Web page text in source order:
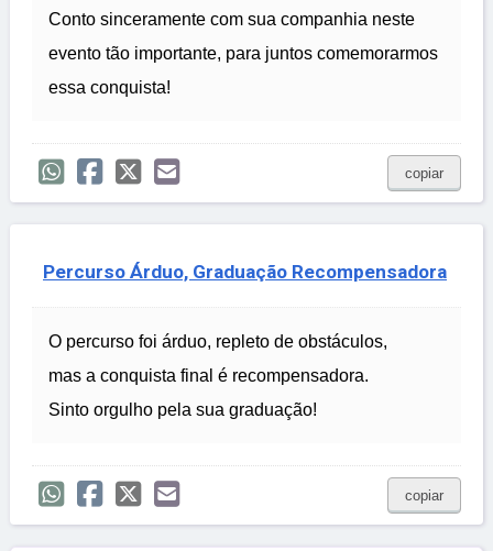
Conto sinceramente com sua companhia neste
evento tão importante, para juntos comemorarmos
essa conquista!
copiar
Percurso Árduo, Graduação Recompensadora
O percurso foi árduo, repleto de obstáculos,
mas a conquista final é recompensadora.
Sinto orgulho pela sua graduação!
copiar